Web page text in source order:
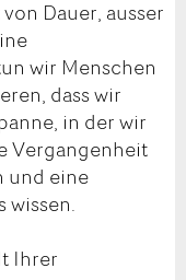
Dauer, ausser
wir Menschen
dass wir
in der wir
Vergangenheit
und eine
wissen.
Ihrer